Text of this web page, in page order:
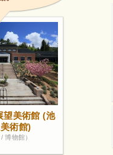
望美術館 (池
術館)
博物館）